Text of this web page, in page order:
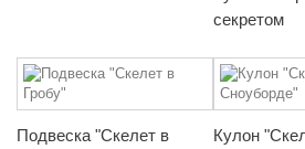
секретом
Подвеска "Скелет в
Кулон